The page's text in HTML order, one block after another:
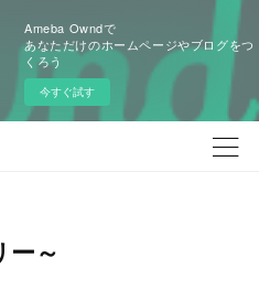
Ameba Owndで
あなただけのホームページやブログをつ
くろう
今すぐ試す
ー～